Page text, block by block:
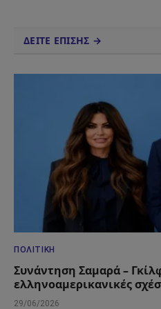
ΔΕΙΤΕ ΕΠΙΣΗΣ →
ΠΟΛΙΤΙΚΉ
Συνάντηση Σαμαρά –
ελληνοαμερικανικές
29/06/2026